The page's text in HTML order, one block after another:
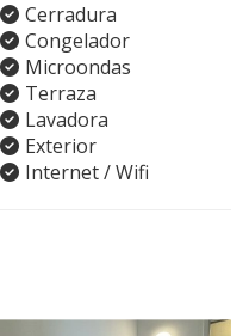
Cerradura
Congelador
Microondas
Terraza
Lavadora
Exterior
Internet / Wifi